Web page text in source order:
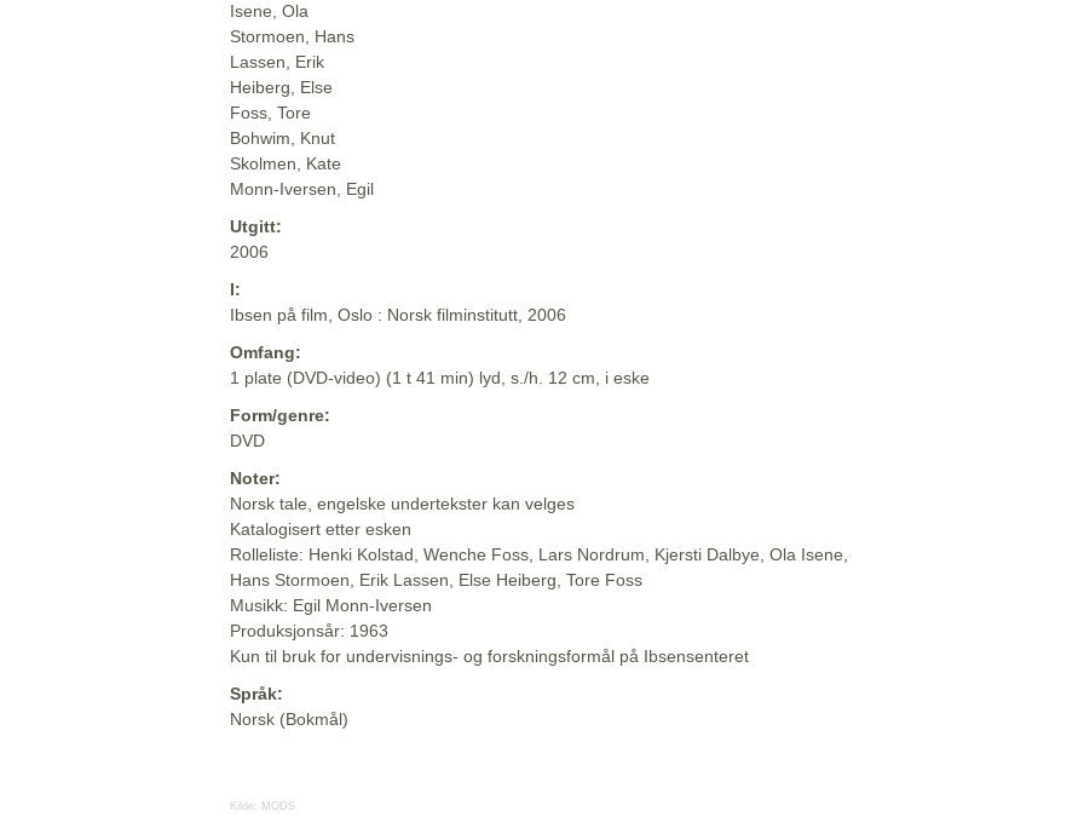
Isene, Ola
Stormoen, Hans
Lassen, Erik
Heiberg, Else
Foss, Tore
Bohwim, Knut
Skolmen, Kate
Monn-Iversen, Egil
Utgitt:
2006
I:
Ibsen på film, Oslo : Norsk filminstitutt, 2006
Omfang:
1 plate (DVD-video) (1 t 41 min) lyd, s./h. 12 cm, i eske
Form/genre:
DVD
Noter:
Norsk tale, engelske undertekster kan velges
Katalogisert etter esken
Rolleliste: Henki Kolstad, Wenche Foss, Lars Nordrum, Kjersti Dalbye, Ola Isene,
Hans Stormoen, Erik Lassen, Else Heiberg, Tore Foss
Musikk: Egil Monn-Iversen
Produksjonsår: 1963
Kun til bruk for undervisnings- og forskningsformål på Ibsensenteret
Språk:
Norsk (Bokmål)
Kilde: MODS